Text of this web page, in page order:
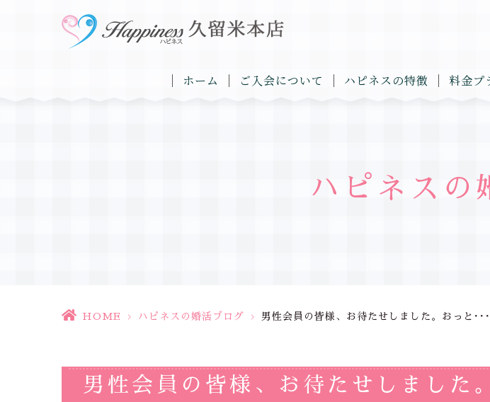
ホーム ご入会について ハピネスの特徴 料金プ
ハピネスの
HOME > ハピネスの婚活ブログ > 男性会員の皆様、お待たせしました。おっと･･･
男性会員の皆様、お待たせしました